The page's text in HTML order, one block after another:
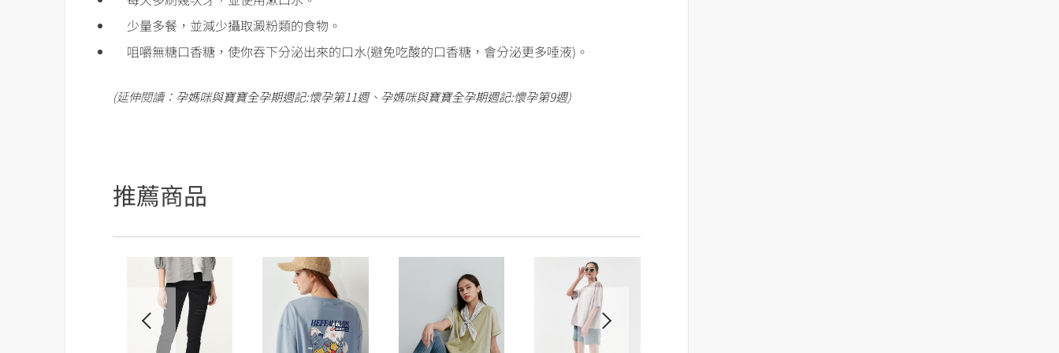
少量多餐，並減少攝取澱粉類的食物。
咀嚼無糖口香糖，使你吞下分泌出來的口水(避免吃酸的口香糖，會分泌更多唾液)。
(延伸閱讀： 孕媽咪與寶寶全孕期週記:懷孕第11週、 孕媽咪與寶寶全孕期週記:懷孕第9週)
推薦商品